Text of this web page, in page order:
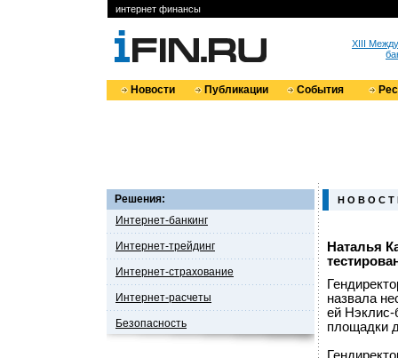
интернет финансы
XIII
Новости Публикации События
Решения:
Интернет-банкинг
Интернет-трейдинг
Интернет-страхование
Интернет-расчеты
Безопасность
Н О В О С Т
Наталья
назвала
ей Нэклис-
площадки